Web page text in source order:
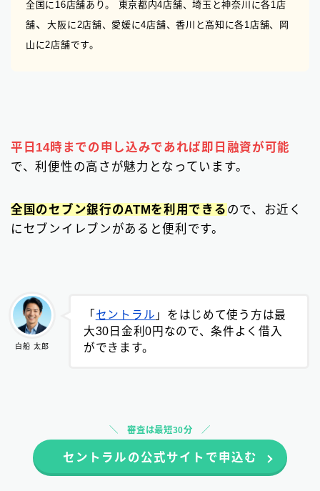
全国に16店舗あり。 東京都内4店舗、埼玉と神奈川 に各1店
舗、大阪に2店舗、愛媛に4店舗、香川と高知に各1店舗、岡
山に2店舗です。
平日14時までの申し込みであれば即日融資が可能
で、利便性の高さが魅力となっています。
全国のセブン銀行のATMを利用できる ので、お近く
にセブンイレブンがあると便利です。
白船 太郎
「 セントラル 」をはじめて使う方は最
大30日金利0円なので、条件よく借入
ができます。
審査は最短30分
セントラルの公式サイトで申込む